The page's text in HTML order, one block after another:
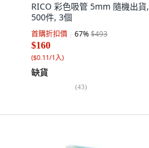
RICO 彩色吸管 5mm 隨機出貨,
500件, 3個
首購折扣價 67%$493
$160
($0.11/1入)
缺貨
(43)